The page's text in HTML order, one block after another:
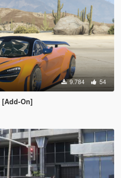
9.784 54
[Add-On]